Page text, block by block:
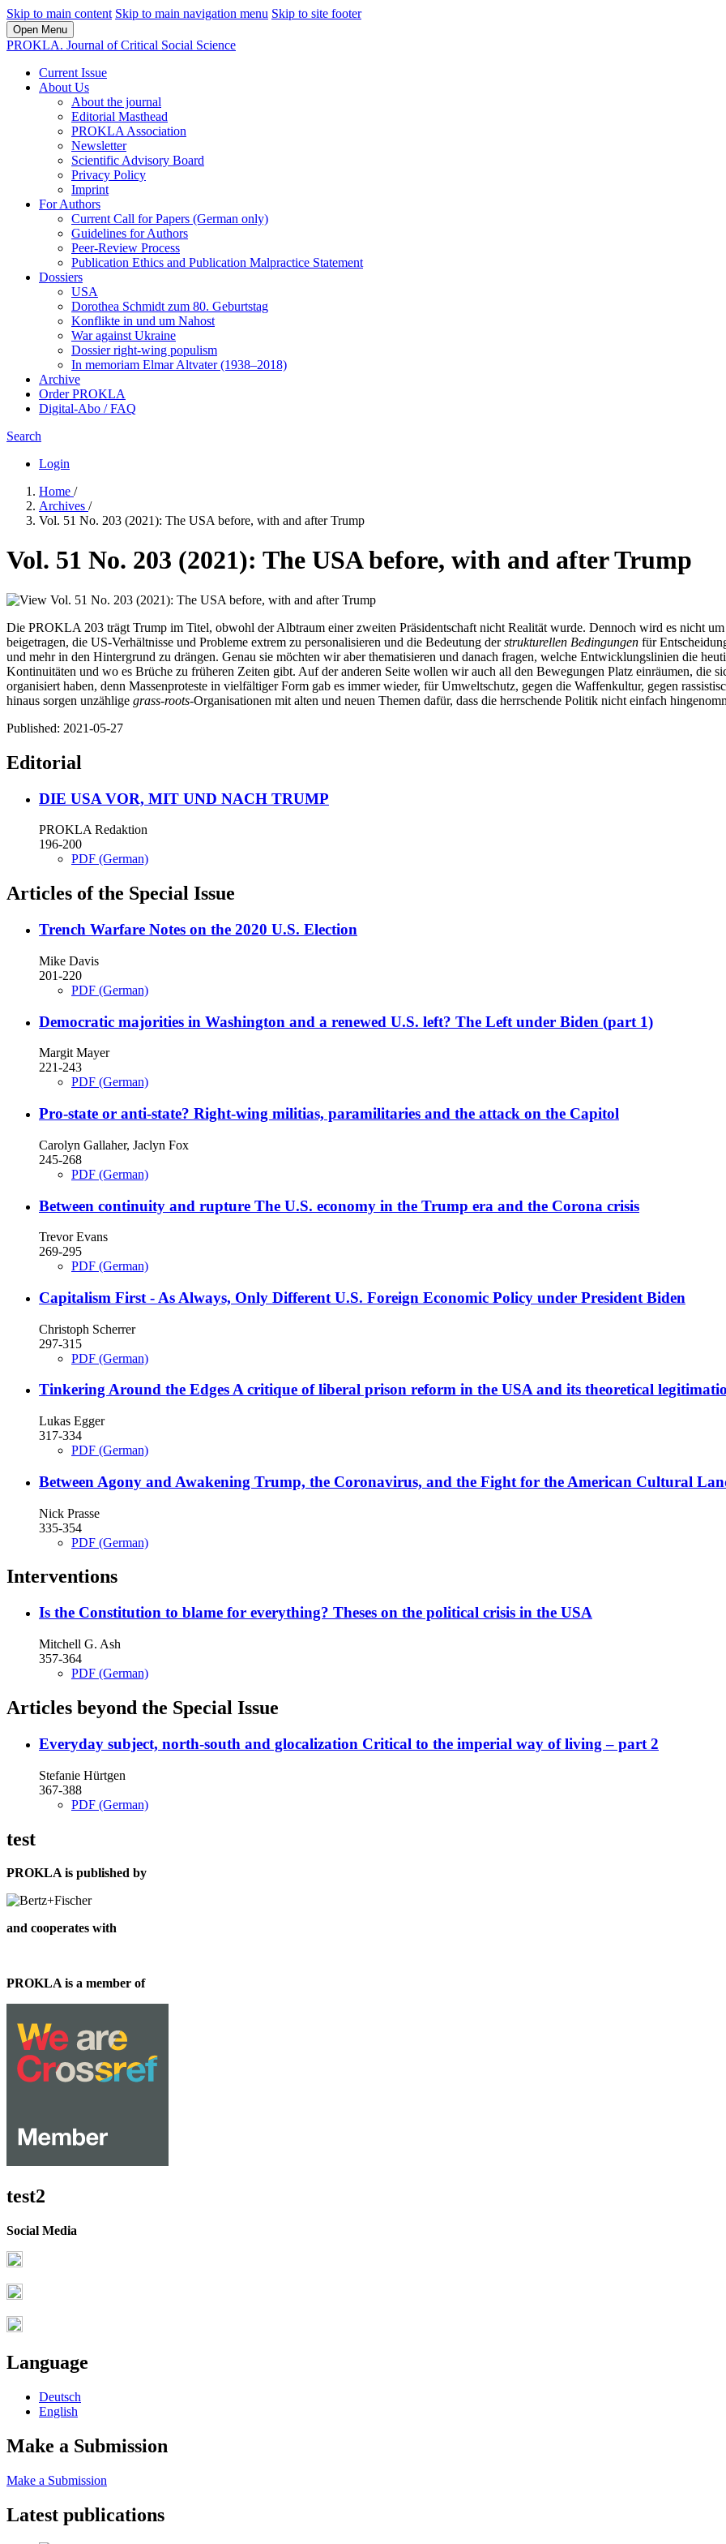
Skip to main content Skip to main navigation menu Skip to site footer
Open Menu
PROKLA. Journal of Critical Social Science
Current Issue
About Us
About the journal
Editorial Masthead
PROKLA Association
Newsletter
Scientific Advisory Board
Privacy Policy
Imprint
For Authors
Current Call for Papers (German only)
Guidelines for Authors
Peer-Review Process
Publication Ethics and Publication Malpractice Statement
Dossiers
USA
Dorothea Schmidt zum 80. Geburtstag
Konflikte in und um Nahost
War against Ukraine
Dossier right-wing populism
In me­mo­ri­am Elmar Altvater (1938–2018)
Archive
Order PROKLA
Digital-Abo / FAQ
Search
Login
Home /
Archives /
Vol. 51 No. 203 (2021): The USA before, with and after Trump
Vol. 51 No. 203 (2021): The USA before, with and after Trump
Die PROKLA 203 trägt Trump im Titel, obwohl der Albtraum einer zweiten Präsidentschaft nicht Realität wurde. Dennoch wird es nicht
beigetragen, die US-Verhältnisse und Probleme extrem zu personalisieren und die Bedeutung derstrukturellen Bedingungen für
und mehr in den Hintergrund zu drängen. Genau sie möchten wir aber thematisieren und danach fragen, welche Entwicklungslinien die
Kontinuitäten und wo es Brüche zu früheren Zeiten gibt. Auf der anderen Seite wollen wir auch all den Bewegungen Platz einräumen, die
organisiert haben, denn Massenproteste in vielfältiger Form gab es immer wieder, für Umweltschutz, gegen die Waffenkultur, gegen
hinaus sorgen unzählige grass-roots-Organisationen mit alten und neuen Themen dafür, dass die herrschende Politik nicht einfach
Published: 2021-05-27
Editorial
DIE USA VOR, MIT UND NACH TRUMP
PROKLA Redaktion
196-200
PDF (German)
Articles of the Special Issue
Trench Warfare Notes on the 2020 U.S. Election
Mike Davis
201-220
PDF (German)
Democratic majorities in Washington and a renewed U.S. left? The Left under Biden (part 1)
Margit Mayer
221-243
PDF (German)
Pro-state or anti-state? Right-wing militias, paramilitaries and the attack on the Capitol
Carolyn Gallaher, Jaclyn Fox
245-268
PDF (German)
Between continuity and rupture The U.S. economy in the Trump era and the Corona crisis
Trevor Evans
269-295
PDF (German)
Capitalism First - As Always, Only Different U.S. Foreign Economic Policy under President Biden
Christoph Scherrer
297-315
PDF (German)
Tinkering Around the EdgesA critique of liberal prison reform in the USA and its theoretical
Lukas Egger
317-334
PDF (German)
Between Agony and Awakening Trump, the Coronavirus, and the Fight for the American Cultural
Nick Prasse
335-354
PDF (German)
Interventions
Is the Constitution to blame for everything? Theses on the political crisis in the USA
Mitchell G. Ash
357-364
PDF (German)
Articles beyond the Special Issue
Everyday subject, north-south and glocalization Critical to the imperial way of living – part 2
Stefanie Hürtgen
367-388
PDF (German)
test
PROKLA is published by
and cooperates with
PROKLA is a member of
test2
Social Media
Language
Deutsch
English
Make a Submission
Make a Submission
Latest publications